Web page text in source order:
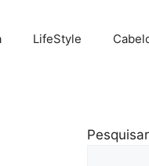
LifeStyle
Pesquisar